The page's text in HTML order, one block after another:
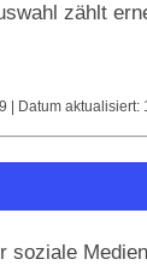
zählt
| Datum aktualisiert:
soziale